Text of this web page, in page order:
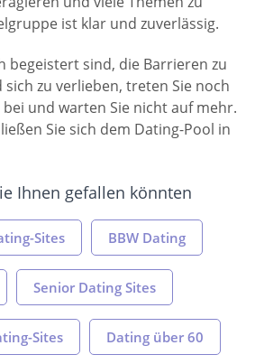
ist klar und zuverlässig.
begeistert sind, die Barrieren zu
zu verlieben, treten Sie noch
und warten Sie nicht auf mehr.
Sie sich dem Dating-Pool in
Ihnen gefallen könnten
Sites BBW Dating
Senior Dating Sites
Sites Dating über 60